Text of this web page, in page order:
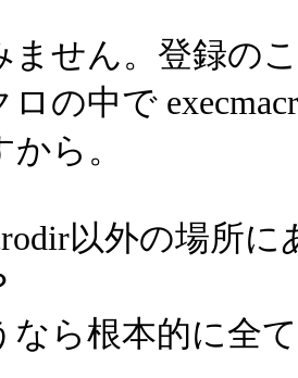
せん。登録の
の中で
ら。
以外の場所
なら根本的に全